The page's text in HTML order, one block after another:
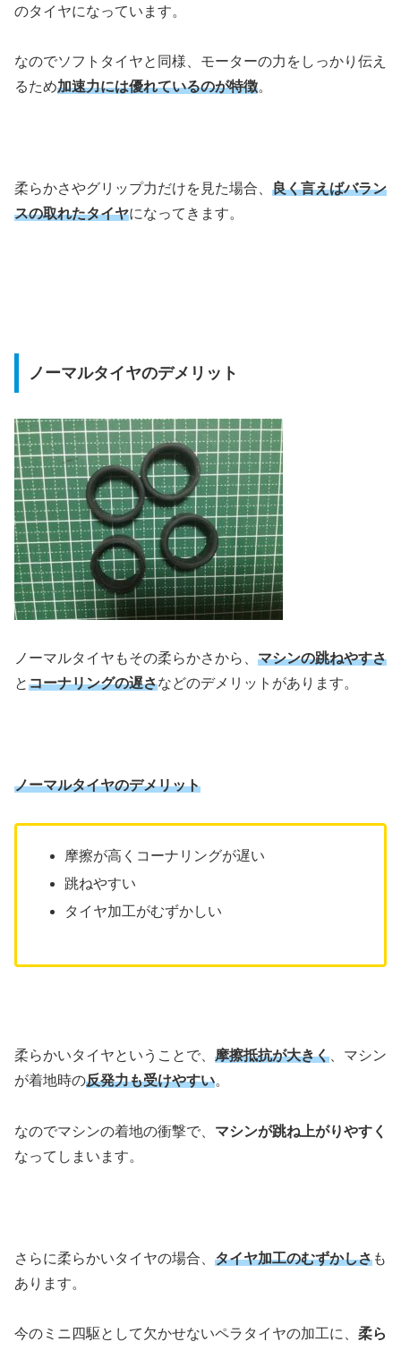
のタイヤになっています。
なのでソフトタイヤと同様、モーターの力をしっかり伝え
るため加速力には優れているのが特徴。
柔らかさやグリップ力だけを見た場合、 良く言えばバラン
スの取れたタイヤになってきます。
ノーマルタイヤのデメリット
ノーマルタイヤもその柔らかさから、 マシンの跳ねやすさ
とコーナリングの遅さなどのデメリットがあります。
ノーマルタイヤのデメリット
摩擦が高くコーナリングが遅い
跳ねやすい
タイヤ加工がむずかしい
柔らかいタイヤということで、 摩擦抵抗が大きく 、マシン
が着地時の反発力も受けやすい。
なのでマシンの着地の衝撃で、 マシンが跳ね上がりやすく
なってしまいます。
さらに柔らかいタイヤの場合、 タイヤ加工のむずかしさも
あります。
今のミニ四駆として欠かせないペラタイヤの加工に、 柔ら